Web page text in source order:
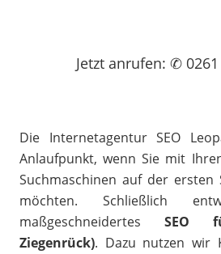
Jetzt anrufen: ✆ 0261
Die Internetagentur SEO
Anlaufpunkt, wenn Sie mit
Suchmaschinen auf der ersten
möchten. Schließlich
maßgeschneidertes SEO
Ziegenrück). Dazu nutzen wir